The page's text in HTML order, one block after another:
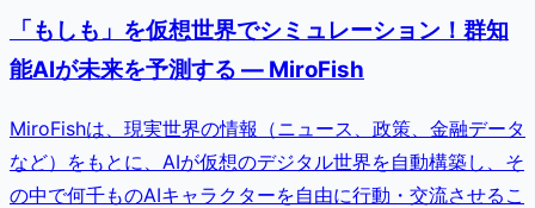
「もしも」を仮想世界でシミュレーション！群知
能AIが未来を予測する — MiroFish
MiroFishは、現実世界の情報（ニュース、政策、金融データ
など）をもとに、AIが仮想のデジタル世界を自動構築し、そ
の中で何千ものAIキャラクターを自由に行動・交流させるこ